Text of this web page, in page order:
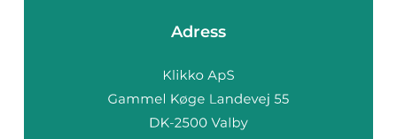
Adress